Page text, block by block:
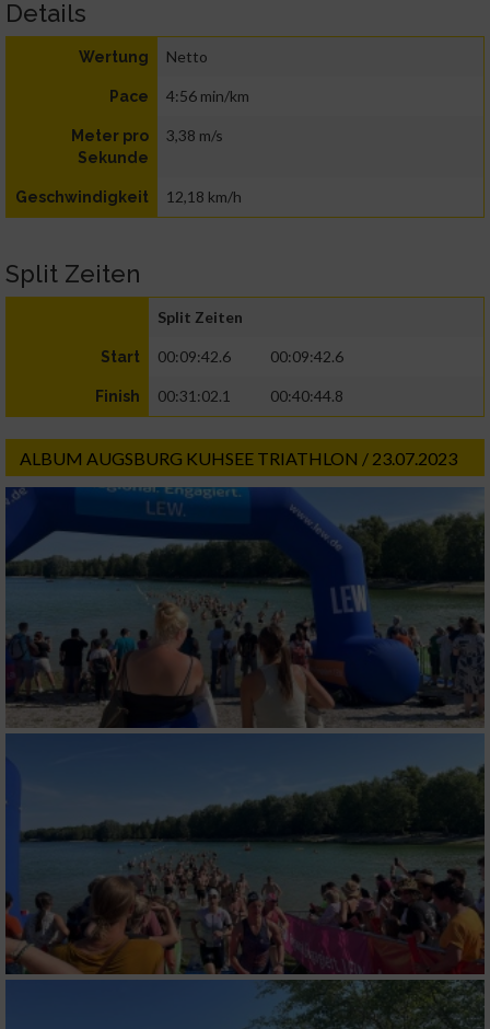
Details
Wertung Netto
Pace 4:56 min/km
Meter pro
Sekunde
3,38 m/s
Geschwindigkeit 12,18 km/h
Split Zeiten
Split Zeiten
Start 00:09:42.6 00:09:42.6
Finish 00:31:02.1 00:40:44.8
ALBUM AUGSBURG KUHSEE TRIATHLON / 23.07.2023